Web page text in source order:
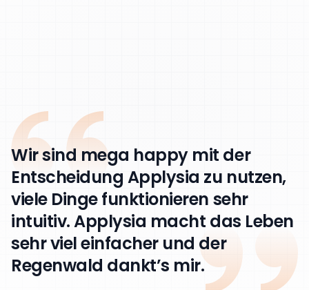
Wir sind mega happy mit der
Entscheidung Applysia zu nutzen,
viele Dinge funktionieren sehr
intuitiv. Applysia macht das Leben
sehr viel einfacher und der
Regenwald dankt’s mir.